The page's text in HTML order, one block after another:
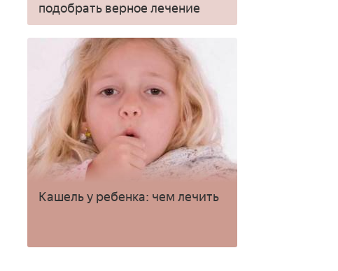
подобрать верное лечение
Кашель у ребенка: чем лечить